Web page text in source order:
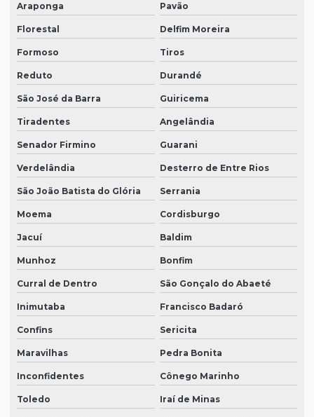
Araponga Pavão
Florestal Delfim Moreira
Formoso Tiros
Reduto Durandé
São José da Barra Guiricema
Tiradentes Angelândia
Senador Firmino Guarani
Verdelândia Desterro de Entre Rios
São João Batista do Glória Serrania
Moema Cordisburgo
Jacuí Baldim
Munhoz Bonfim
Curral de Dentro São Gonçalo do Abaeté
Inimutaba Francisco Badaró
Confins Sericita
Maravilhas Pedra Bonita
Inconfidentes Cônego Marinho
Toledo Iraí de Minas